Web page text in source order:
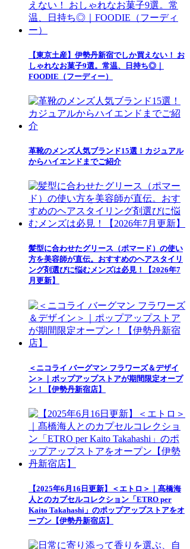
【東京土産】伊勢丹新宿でしか買えない！ お
しゃれなお菓子9選。常温、日持ち◎｜
FOODIE（フーディー）
革靴のメンズ人気ブランド15選！カジュアル
からハイエンドまでご紹介
髪型に合わせたグリース（ポマード）の使い
方を美容師が直伝。おすすめのヘアスタイリ
ング剤選びに悩むメンズは必見！【2026年7
月更新】
＜ニコライ バーグマン フラワーズ＆デザイ
ン＞｜ポップアップストアが期間限定オープ
ン！【伊勢丹新宿店】
【2025年6月16日更新】＜エトロ＞｜髙橋海
人とのカプセルコレクション「ETRO per
Kaito Takahashi」のポップアップストアをオ
ープン【伊勢丹新宿店】